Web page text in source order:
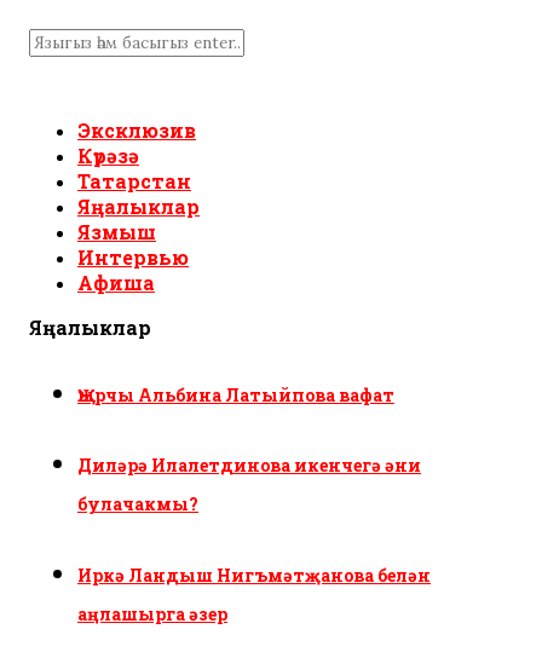
Эксклюзив
Күрәзә
Татарстан
Яңалыклар
Язмыш
Интервью
Афиша
Яңалыклар
Җырчы Альбина Латыйпова вафат
Диләрә Илалетдинова икенчегә әни
булачакмы?
Иркә Ландыш Нигъмәтҗанова белән
аңлашырга әзер